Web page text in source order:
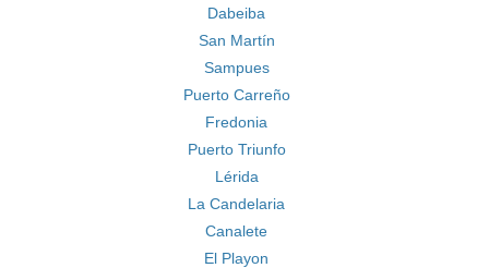
Dabeiba
San Martín
Sampues
Puerto Carreño
Fredonia
Puerto Triunfo
Lérida
La Candelaria
Canalete
El Playon